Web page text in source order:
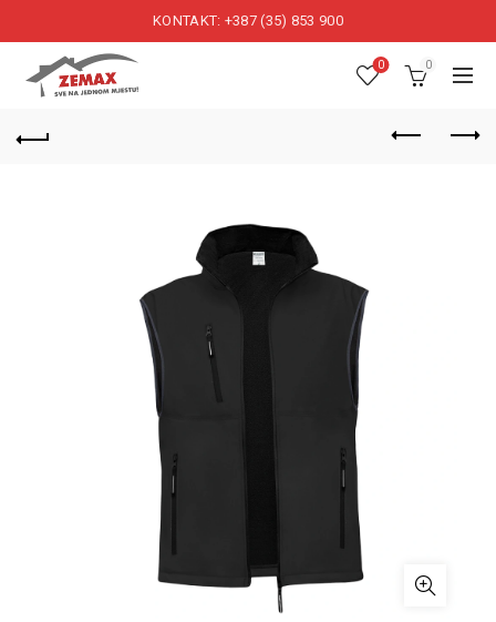
KONTAKT: +387 (35) 853 900
0 0